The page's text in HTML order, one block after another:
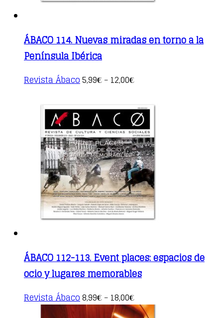
ÁBACO 114. Nuevas miradas en torno a la
Península Ibérica
Revista Ábaco This
product
multiple
variants.
The
options
may
be
chosen
on
the
product
page
5,99€ – 12,00€
ÁBACO 112-113. Event places: espacios de
ocio y lugares memorables
Revista Ábaco This
product
8,99€ – 18,00€